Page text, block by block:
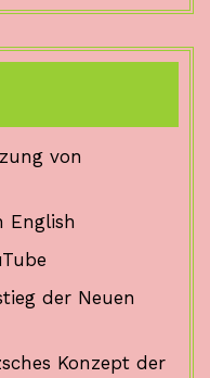
von
English
der Neuen
Konzept der